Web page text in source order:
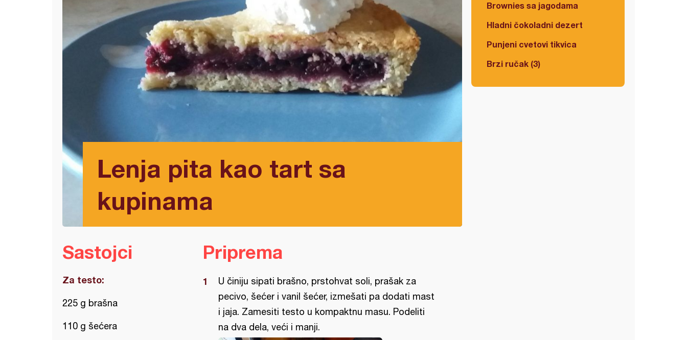
Lenja pita kao tart sa
kupinama
Brownies sa jagodama
Hladni čokoladni dezert
Punjeni cvetovi tikvica
Brzi ručak (3)
Sastojci
Za testo:
225 g brašna
110 g šećera
Priprema
U činiju sipati brašno, prstohvat soli, prašak za
pecivo, šećer i vanil šećer, izmešati pa dodati mast
i jaja. Zamesiti testo u kompaktnu masu. Podeliti
na dva dela, veći i manji.